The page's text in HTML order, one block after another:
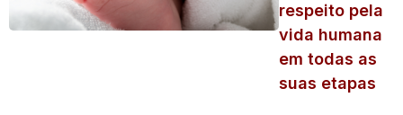
respeito pela
vida humana
em todas as
suas etapas